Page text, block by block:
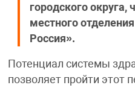
городского округа,
местного
Россия».
Потенциал системы
позволяет пройти этот